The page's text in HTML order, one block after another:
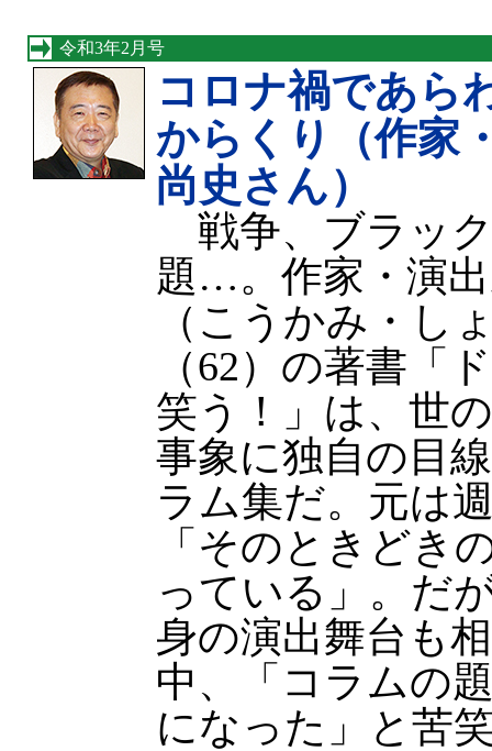
令和3年2月号
コロナ禍であら
からくり（作家
尚史さん）
戦争、ブラッ
題…。作家・演
（こうかみ・し
（62）の著書
笑う！」は、世
事象に独自の目
ラム集だ。元は
「そのときどき
っている」。だ
身の演出舞台も
中、「コラムの
になった」と苦